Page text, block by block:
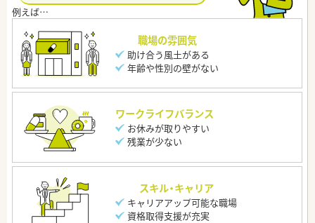
職場の雰囲気
助け合う風土がある
年齢や性別の壁がない
ワークライフバランス
お休みが取りやすい
残業が少ない
スキル・キャリア
キャリアアップ可能な職場
資格取得支援が充実